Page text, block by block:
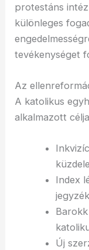
protestáns
különleges
tevékenységet
Az
A katolikus
alkalmazott
Index
Új